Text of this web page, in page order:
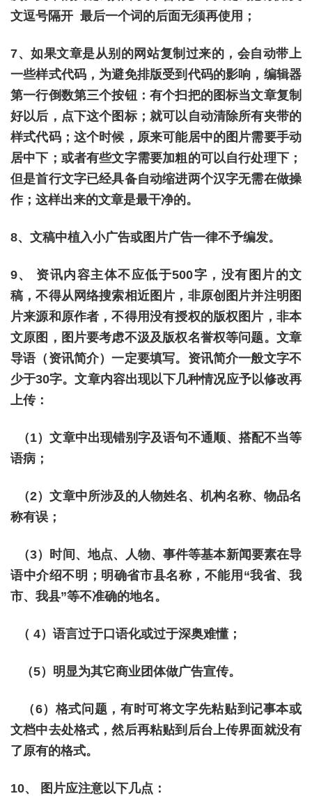
文逗号隔开 最后一个词的后面无须再使用；
7、如果文章是从别的网站复制过来的，会自动带上
一些样式代码，为避免排版受到代码的影响，编辑器
第一行倒数第三个按钮：有个扫把的图标当文章复制
好以后，点下这个图标；就可以自动清除所有夹带的
样式代码；这个时候，原来可能居中的图片需要手动
居中下；或者有些文字需要加粗的可以自行处理下；
但是首行文字已经具备自动缩进两个汉字无需在做操
作；这样出来的文章是最干净的。
8、文稿中植入小广告或图片广告一律不予编发。
9、 资讯内容主体不应低于500字，没有图片的文
稿，不得从网络搜索相近图片，非原创图片并注明图
片来源和原作者，不得用没有授权的版权图片，非本
文原图，图片要考虑不汲及版权名誉权等问题。文章
导语（资讯简介）一定要填写。资讯简介一般文字不
少于30字。文章内容出现以下几种情况应予以修改再
上传：
（1）文章中出现错别字及语句不通顺、搭配不当等
语病；
（2）文章中所涉及的人物姓名、机构名称、物品名
称有误；
（3）时间、地点、人物、事件等基本新闻要素在导
语中介绍不明；明确省市县名称，不能用“我省、我
市、我县”等不准确的地名。
（ 4）语言过于口语化或过于深奥难懂；
（5）明显为其它商业团体做广告宣传。
（6）格式问题，有时可将文字先粘贴到记事本或
文档中去处格式，然后再粘贴到后台上传界面就没有
了原有的格式。
10、 图片应注意以下几点：